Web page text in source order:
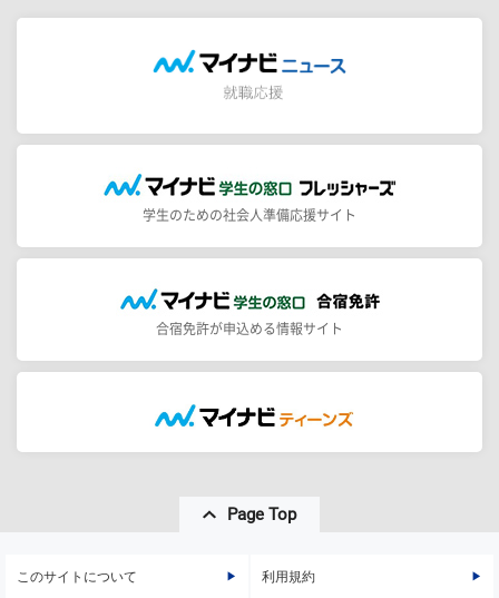
学生のための社会人準備応援サイト
合宿免許が申込める情報サイト
Page Top
このサイトについて 利用規約